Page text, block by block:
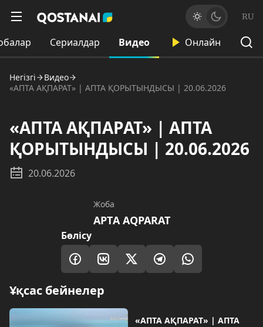
RU
Сериалдар Видео Онлайн
Негізгі
Видео
«АПТА АҚПАРАТ» | АПТА ҚОРЫТЫНДЫСЫ | 20.06.2026
«АПТА АҚПАРАТ» | АПТА
ҚОРЫТЫНДЫСЫ | 20.06.2026
20.06.2026
Жоба
AРТA AQPARAT
Бөлісу
Ұқсас бейнелер
«АПТА АҚПАРАТ» | АПТА